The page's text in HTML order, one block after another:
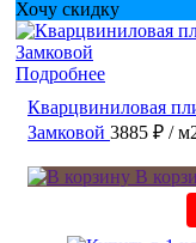
Хочу скидку
Подробнее
Кварцвиниловая
Замковой 3885 ₽ /
В